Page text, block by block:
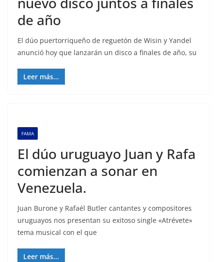
de año
El dúo puertorriqueño de reguetón de Wisin y Yandel
anunció hoy que lanzarán un disco a finales de año, su
Leer más...
FAMA
El dúo uruguayo Juan y Rafa
comienzan a sonar en
Venezuela.
Juan Burone y Rafaél Butler cantantes y compositores
uruguayos nos presentan su exitoso single «Atrévete»
tema musical con el que
Leer más...